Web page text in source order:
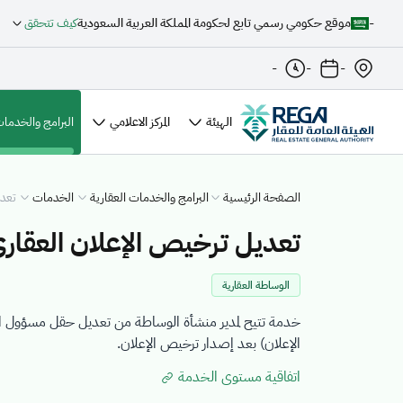
- موقع حكومي رسمي تابع لحكومة المملكة العربية السعوديةكيف تتحقق
-
-
-
الهيئة المركز الاعلامي البرامج
الصفحة الرئيسية البرامج والخدمات العقارية الخدمات
تعديل ترخيص الإعلان
الوساطة العقارية
خدمة تتيح لمدير منشأة الوساطة من تعديل حقل مسؤول
الإعلان) بعد إصدار ترخيص الإعلان.
اتفاقية مستوى الخدمة